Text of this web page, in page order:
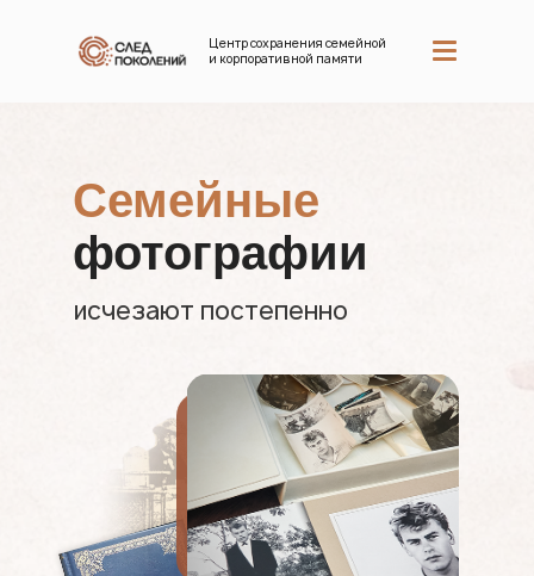
Центр сохранения семейной
и корпоративной памяти
Семейные
фотографии
исчезают постепенно